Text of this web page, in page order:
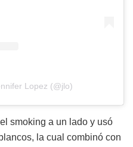
Lopez (@jlo)
smoking a un lado y usó
la cual combinó con